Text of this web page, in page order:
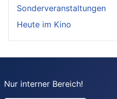
Sonderveranstaltungen
Heute im Kino
Nur interner Bereich!